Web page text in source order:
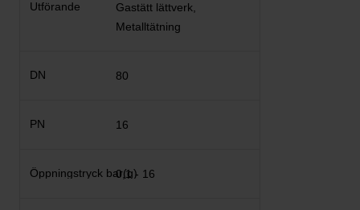
Gastätt lättverk,
Metalltätning
80
16
0,1 - 16